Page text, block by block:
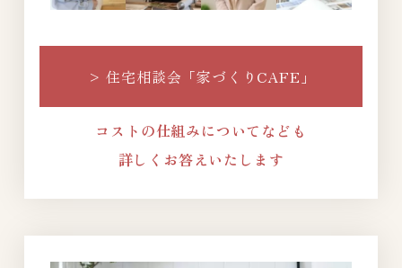
>住宅相談会「家づくりCAFE」
コストの仕組みについてなども
詳しくお答えいたします